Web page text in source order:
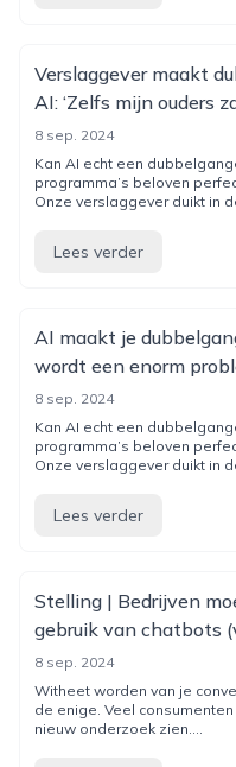
Verslaggever maakt
AI: ‘Zelfs mijn ouders
8 sep. 2024
Kan AI echt een
programma’s beloven
Onze verslaggever duikt in
Lees verder
AI maakt je
wordt een enorm
8 sep. 2024
Kan AI echt een
programma’s beloven
Onze verslaggever duikt in
Lees verder
Stelling | Bedrijven
gebruik van chatbots
8 sep. 2024
Witheet worden van je
de enige. Veel
nieuw onderzoek zien....